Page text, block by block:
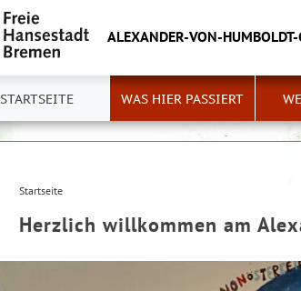
ALEXANDER-VON-
STARTSEITE WAS HIER PASSIERT
Startseite
Herzlich willkommen am